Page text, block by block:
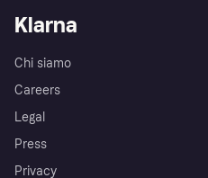
Klarna
Chi siamo
Careers
Legal
Press
Privacy